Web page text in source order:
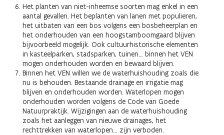
Het planten van niet-inheemse soorten mag enkel in een
aantal gevallen. Het beplanten van lanen met populieren,
het uitbaten van een bos volgens een bosbeheerplan en
het onderhouden van een hoogstamboomgaard blijven
bijvoorbeeld mogelijk. Ook cultuurhistorische elementen
in kasteelparken, stadsparken, tuinen… binnen het VEN
mogen onderhouden worden en bewaard blijven.
Binnen het VEN willen we de waterhuishouding zoals die
nu is behouden. Bestaande drainage en irrigatie mag
blijven en onderhouden worden. Waterlopen mogen
onderhouden worden volgens de Code van Goede
Natuurpraktijk. Wijzigingen aan de waterhuishouding
zoals het aanleggen van nieuwe drainages, het
rechttrekken van waterlopen… zijn verboden.